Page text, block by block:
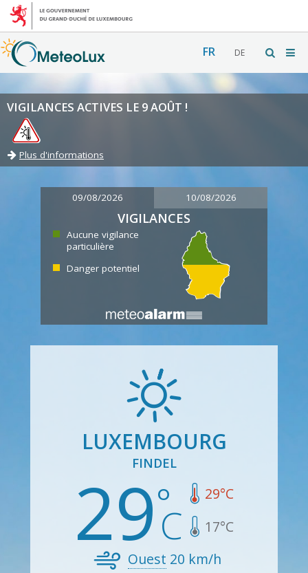
FR DE
VIGILANCES ACTIVES LE 9 AOÛT !
Plus d'informations
09/08/2026 10/08/2026
VIGILANCES
Aucune vigilance
particulière
Danger potentiel
LUXEMBOURG
FINDEL
29 29°C
17°C
Ouest 20 km/h